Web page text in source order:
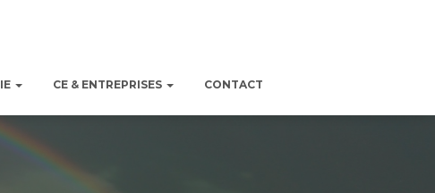
CE & ENTREPRISES CONTACT